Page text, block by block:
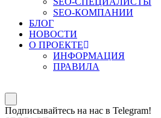
SEO-КОМПАНИИ
БЛОГ
НОВОСТИ
О ПРОЕКТЕ
ИНФОРМАЦИЯ
ПРАВИЛА
Подписывайтесь на нас в Telegram!